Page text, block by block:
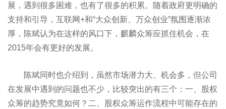
展，遇到很多困难，也有了很多的积累。随着政府更明确的
支持和引导，互联网+和“大众创新、万众创业”氛围逐渐浓
厚，陈斌认为在这样的风口下，麒麟众筹应抓住机会，在
2015年会有更好的发展。
陈斌同时也介绍到，虽然市场潜力大、机会多，但公司
在发展中遇到的问题也不少，比较突出的有三个：一、股权
众筹的趋势究竟如何？二、股权众筹运作流程中可能存在的